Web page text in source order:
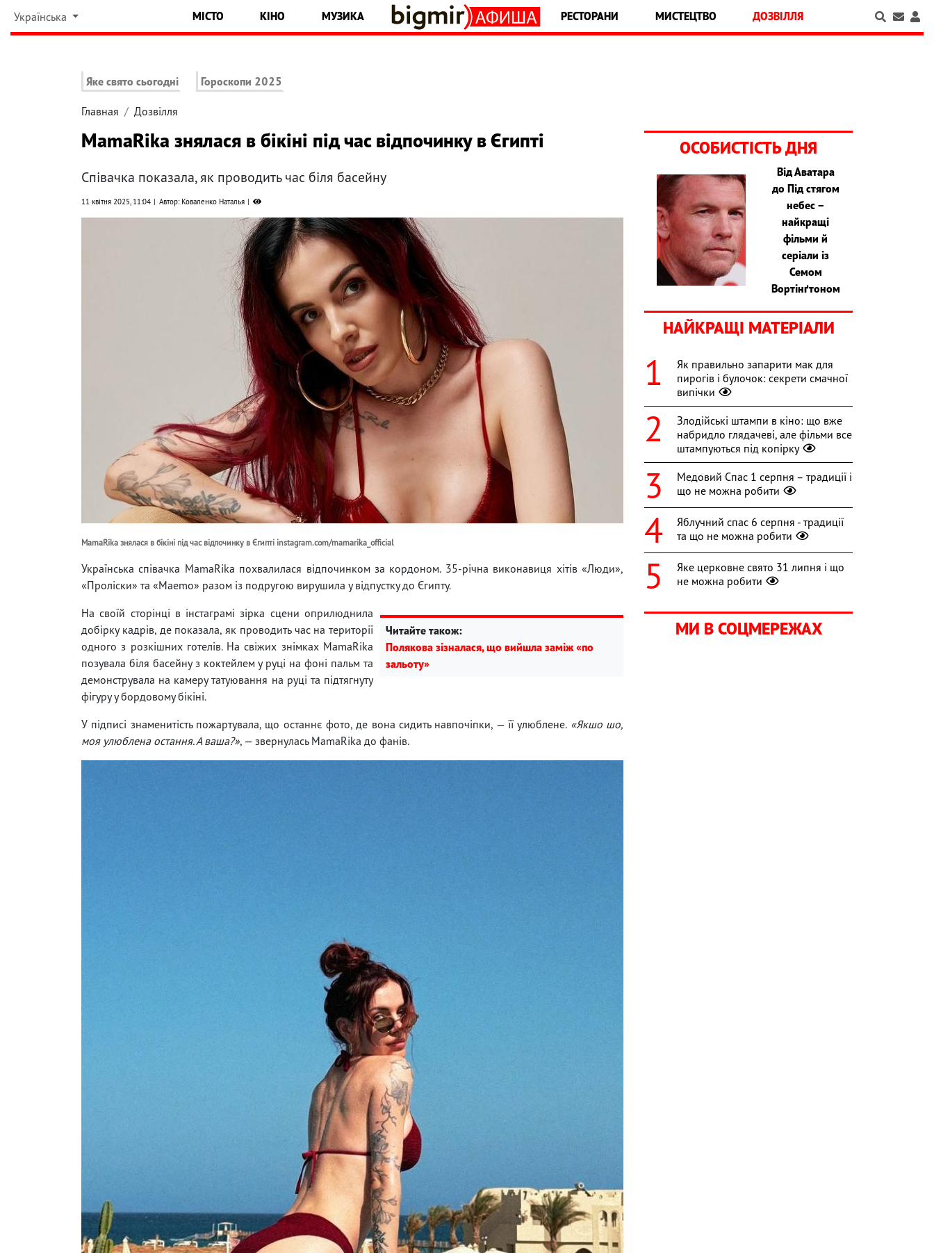
Українська МІСТО КІНО МУЗИКА РЕСТОРАНИ МИСТЕЦТВО ДОЗВІЛЛЯ
Яке свято сьогодні Гороскопи 2025
Главная Дозвілля
MamaRika знялася в бікіні під час відпочинку в Єгипті
Співачка показала, як проводить час біля басейну
11 квітня 2025, 11:04 Автор: Коваленко Наталья
MamaRika знялася в бікіні під час відпочинку в Єгипті instagram.com/mamarika_official
Українська співачка MamaRika похвалилася відпочинком за кордоном. 35-річна виконавиця хітів «Люди»,
«Проліски» та «Maemo» разом із подругою вирушила у відпустку до Єгипту.
Читайте також:
Полякова зізналася, що вийшла заміж «по
зальоту»
На своїй сторінці в інстаграмі зірка сцени оприлюднила
добірку кадрів, де показала, як проводить час на території
одного з розкішних готелів. На свіжих знімках MamaRika
позувала біля басейну з коктейлем у руці на фоні пальм та
демонструвала на камеру татуювання на руці та підтягнуту
фігуру у бордовому бікіні.
У підписі знаменитість пожартувала, що останнє фото, де вона сидить навпочіпки, — її улюблене. «Якшо шо,
моя улюблена остання. А ваша?», — звернулась MamaRika до фанів.
ОСОБИСТІСТЬ ДНЯ
Від Аватара
до Під стягом
небес –
найкращі
фільми й
серіали із
Семом
Вортінґтоном
НАЙКРАЩІ МАТЕРІАЛИ
Як правильно запарити мак для
пирогів і булочок: секрети смачної
випічки
Злодійські штампи в кіно: що вже
набридло глядачеві, але фільми все
штампуються під копірку
Медовий Спас 1 серпня – традиції і
що не можна робити
Яблучний спас 6 серпня - традиції
та що не можна робити
Яке церковне свято 31 липня і що
не можна робити
МИ В СОЦМЕРЕЖАХ